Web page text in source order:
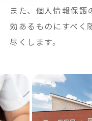
また、個人情報保護
効あるものにすべく
尽くします。
Previous